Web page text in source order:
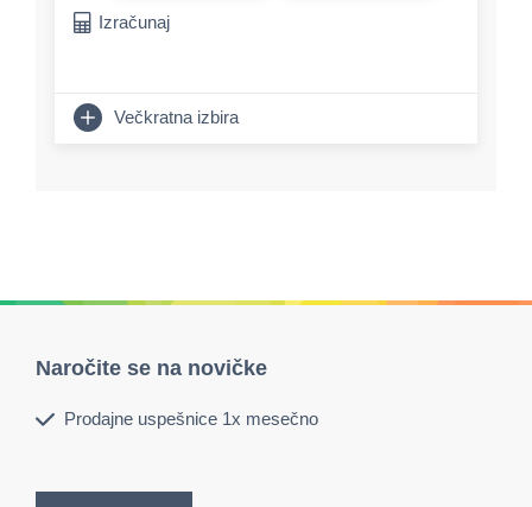
Izračunaj
Večkratna izbira
Naročite se na novičke
Prodajne uspešnice 1x mesečno